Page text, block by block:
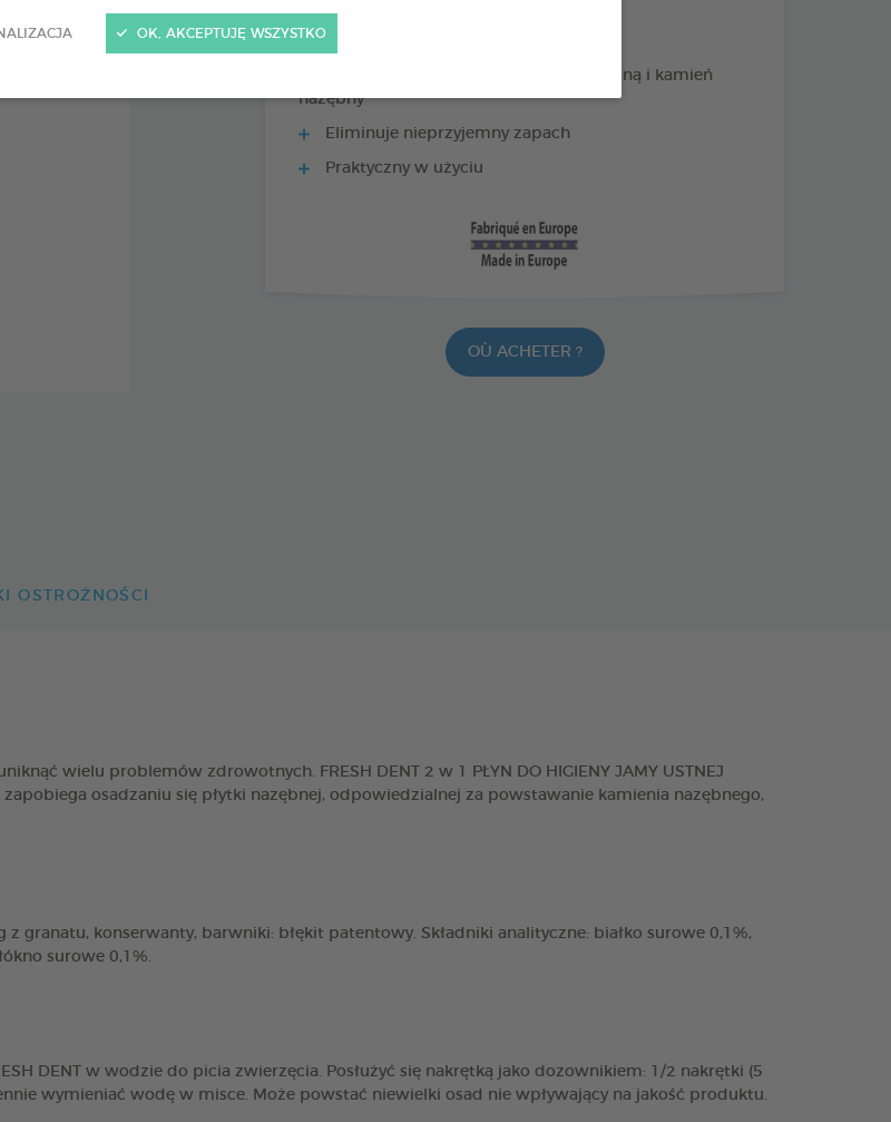
OK, AKCEPTUJĘ WSZYSTKO
Wyciąg z granatu usuwa płytkę nazębną i kamień
nazębny
Eliminuje nieprzyjemny zapach
Praktyczny w użyciu
OÙ ACHETER ?
OSTROŻNOŚCI
wielu problemów zdrowotnych. FRESH DENT 2 w 1 PŁYN DO HIGIENY JAMY USTNEJ
osadzaniu się płytki nazębnej, odpowiedzialnej za powstawanie kamienia nazębnego,
granatu, konserwanty, barwniki: błękit patentowy. Składniki analityczne: białko surowe 0,1%,
surowe 0,1%.
DENT w wodzie do picia zwierzęcia. Posłużyć się nakrętką jako dozownikiem: 1/2 nakrętki (5
wymieniać wodę w misce. Może powstać niewielki osad nie wpływający na jakość produktu.